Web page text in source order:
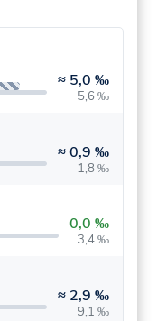
≈ 5,0 ‰
5,6 ‰
≈0,9 ‰
1,8 ‰
0,0 ‰
3,4 ‰
≈ 2,9 ‰
9,1 ‰